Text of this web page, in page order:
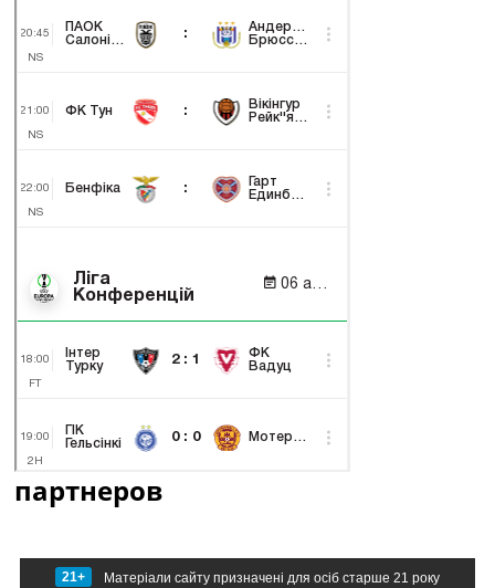
партнеров
21+ Матеріали сайту призначені для осіб старше 21 року